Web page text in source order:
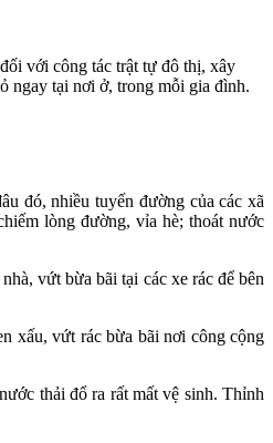
với công tác trật tự đô thị, xây
ngay tại nơi ở, trong mỗi gia đình.
đó, nhiều tuyến đường của các xã
lòng đường, vỉa hè; thoát nước
vứt bừa bãi tại các xe rác để bên
xấu, vứt rác bừa bãi nơi công cộng
thải đổ ra rất mất vệ sinh. Thỉnh